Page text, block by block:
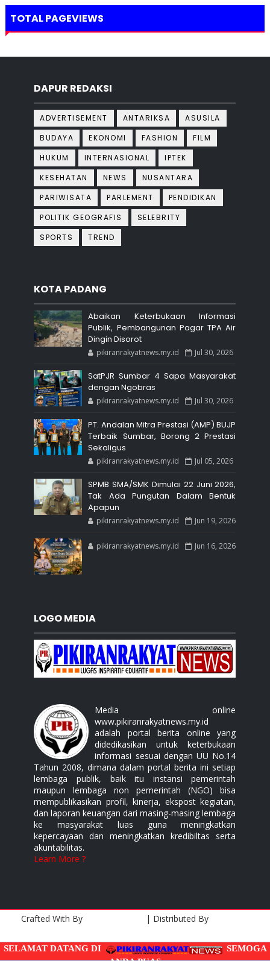
TOTAL PAGEVIEWS
DAPUR REDAKSI
ADVERTISEMENT ANTARIKSA
ASUSILA
BUDAYA
EKONOMI FASHION
FILM
HUKUM
INTERNASIONAL
IPTEK
KESEHATAN
NEWS
NUSANTARA
PARIWISATA
PARLEMENT
PENDIDIKAN
POLITIK GEOGRAFIS
SELEBRITY
SPORTS
TREND
KOTA PADANG
Abaikan Keterbukaan Informasi
Publik, Pembangunan Pagar TPA Air
Dingin Disorot
pikiranrakyatnews.my.id Jul 30, 2026
SatPJR Sumbar 4 Sapa Masyarakat
dengan Ngobras
pikiranrakyatnews.my.id Jul 30, 2026
PT. Andalan Mitra Prestasi (AMP) BUJP
Terbaik Sumbar, Borong 2 Prestasi
Sekaligus
pikiranrakyatnews.my.id Jul 05, 2026
SPMB SMA/SMK Dimulai 22 Juni 2026,
Tak Ada Pungutan Dalam Bentuk
Apapun
pikiranrakyatnews.my.id Jun 19, 2026
pikiranrakyatnews.my.id Jun 16, 2026
LOGO MEDIA
Media online
www.pikiranrakyatnews.my.id
adalah portal berita online yang
didedikasikan untuk keterbukaan
informasi sesuai dengan UU No.14
Tahun 2008, dimana dalam portal berita ini setiap
lembaga publik, baik itu instansi pemerintah
maupun lembaga non pemerintah (NGO) bisa
mempublikasikan profil, kinerja, ekspost kegiatan,
dan laporan keuangan dari masing-masing lembaga
ke masyarakat luas guna meningkatkan
kepercayaan dan meningkatkan kredibiltas serta
akuntabilitas.
Learn More ?
Crafted With By | Distributed By
SELAMAT DATANG DI
SEMOGA